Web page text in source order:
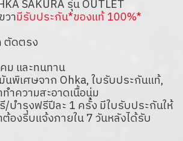
SAKURA รุ่น OUTLET
วามีรับประกัน*ของแท้ 100%*
ตัดตรง
และทนทาน
พิเศษจาก Ohka, ใบรับประกันแท้,
ำความสะอาดเนื้อนุ่ม
บำรุงฟรีปีละ 1 ครั้ง มีใบรับประกันให้
งรีบแจ้งภายใน 7 วันหลังได้รับ